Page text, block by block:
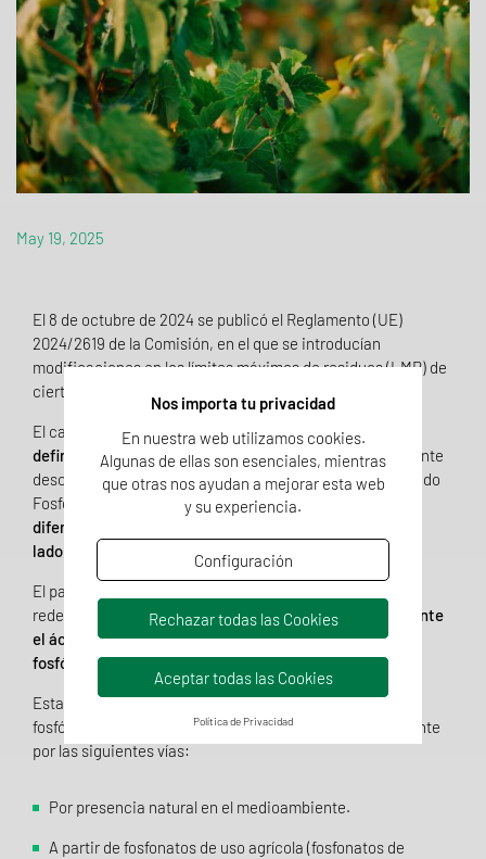
May 19, 2025
El 8 de octubre de 2024 se publicó el Reglamento (UE)
2024/2619 de la Comisión, en el que se introducían
modificaciones en los límites máximos de residuos (LMR) de
ciertos compuestos en alimentos.
El cambio más destacable giraba en torno a lanueva
definición de residuo introducida, el residuo anteriormente
descrito como “Fosetil Aluminio (Suma de Fosetil Al + Ácido
Fosfónico y sus Sales, expresado como Fosetil)”,
diferenciarse, por un lado, "Fosetil Aluminio" y, por otro
lado, "Ácido Fosfónico y sus Sales".
El pasado 29 de abril de 2025, entró en vigor esta nueva
redefinición de residuo, en la que seconsidera únicamente
el ácido fosfónico y sus sales, expresado como ácido
fosfónico.
Esta modificación buscar reflejar cómo llega el ácido
fosfónico a los alimentos, lo que se produce principalmente
por las siguientes vías:
Por presencia natural en el medioambiente.
A partir de fosfonatos de uso agrícola (fosfonatos de
Nos importa tu privacidad
En nuestra web utilizamos cookies.
Algunas de ellas son esenciales, mientras
que otras nos ayudan a mejorar esta web
y su experiencia.
Configuración
Rechazar todas las Cookies
Aceptar todas las Cookies
Política de Privacidad